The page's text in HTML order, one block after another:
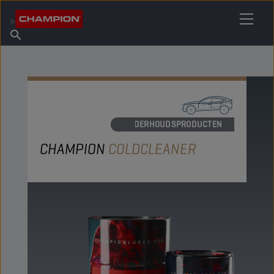
Over Champion
Vind een verkooppunt
ONDERHOUDSPRODUCTEN
CHAMPION COLDCLEANER